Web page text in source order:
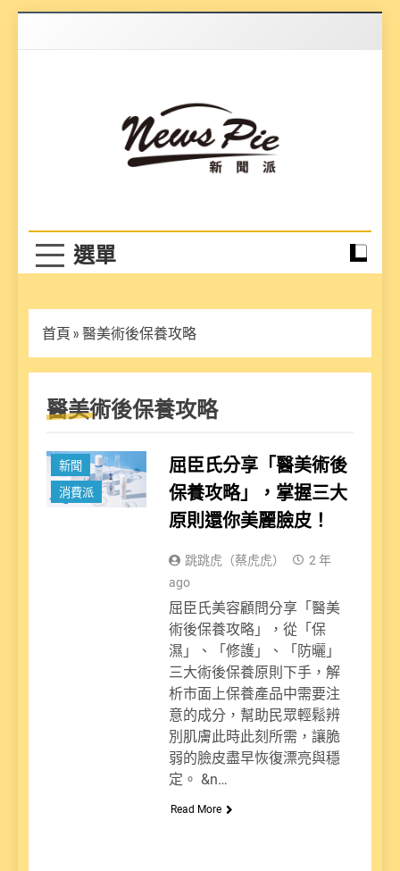
首頁 » 醫美術後保養攻略
醫美術後保養攻略
新聞
消費派
屈臣氏分享「醫美術後
保養攻略」，掌握三大
原則還你美麗臉皮！
跳跳虎（蔡虎虎）
2 年
ago
屈臣氏美容顧問分享「醫美
術後保養攻略」，從「保
濕」、「修護」、「防曬」
三大術後保養原則下手，解
析市面上保養產品中需要注
意的成分，幫助民眾輕鬆辨
別肌膚此時此刻所需，讓脆
弱的臉皮盡早恢復漂亮與穩
定。 &n…
Read More